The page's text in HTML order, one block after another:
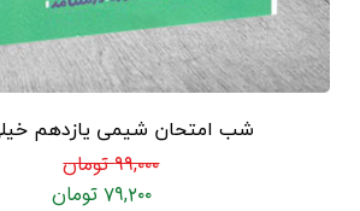
شب امتحان شیمی یازدهم
۹۹,۰۰۰ تومان
۷۹,۲۰۰ تومان